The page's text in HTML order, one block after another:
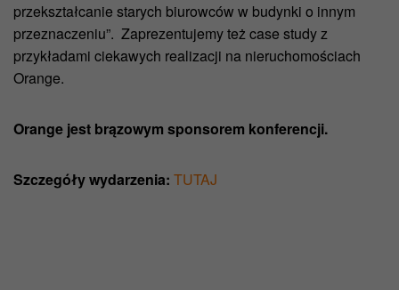
przekształcanie starych biurowców w budynki o innym
przeznaczeniu”. Zaprezentujemy też case study z
przykładami ciekawych realizacji na nieruchomościach
Orange.
Orange jest brązowym sponsorem konferencji.
Szczegóły wydarzenia: TUTAJ